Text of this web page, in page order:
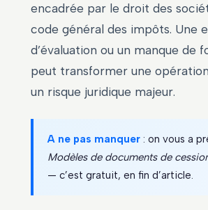
encadrée par le droit des
code général des impôts. Une
d’évaluation ou un manque de
peut transformer une
un risque juridique majeur.
A ne pas manquer : on vous a
Modèles de documents de
— c’est gratuit, en fin d’article.